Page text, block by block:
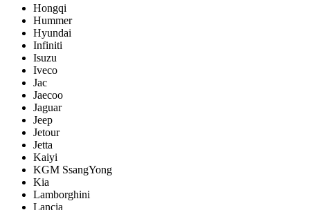
Hongqi
Hummer
Hyundai
Infiniti
Isuzu
Iveco
Jac
Jaecoo
Jaguar
Jeep
Jetour
Jetta
Kaiyi
KGM SsangYong
Kia
Lamborghini
Lancia